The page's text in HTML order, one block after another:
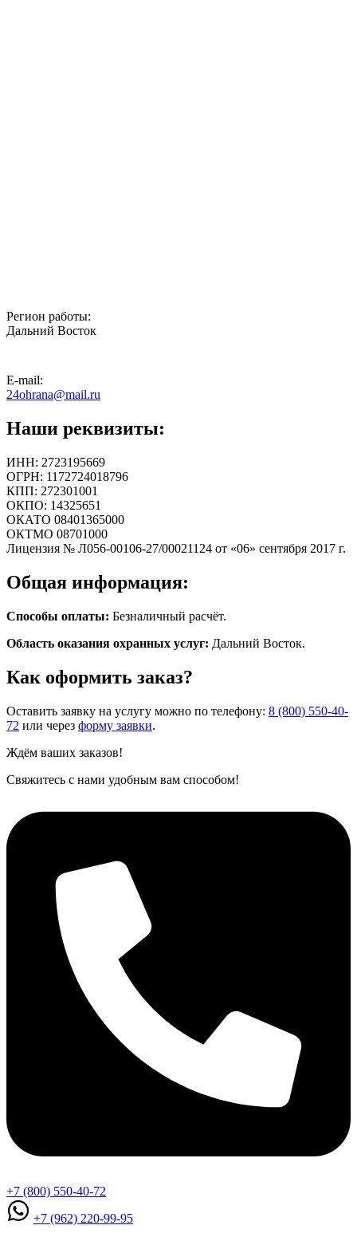
Регион работы:
Дальний Восток
E-mail:
24ohrana@mail.ru
Наши реквизиты:
ИНН: 2723195669
ОГРН: 1172724018796
КПП: 272301001
ОКПО: 14325651
ОКАТО 08401365000
ОКТМО 08701000
Лицензия № Л056-00106-27/00021124 от «06» сентября 2017 г.
Общая информация:
Способы оплаты: Безналичный расчёт.
Область оказания охранных услуг: Дальний Восток.
Как оформить заказ?
Оставить заявку на услугу можно по телефону: 8 (800) 550-40-
72 или через форму заявки.
Ждём ваших заказов!
Свяжитесь с нами удобным вам способом!
+7 (800) 550-40-72
+7 (962) 220-99-95